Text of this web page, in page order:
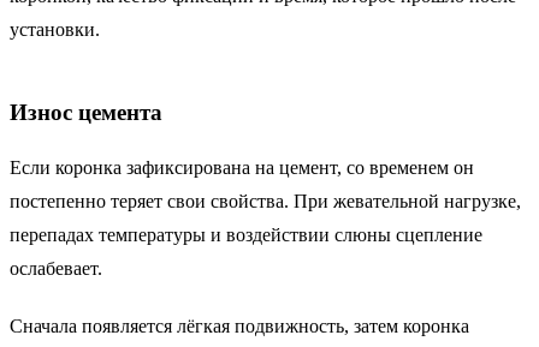
установки.
Износ цемента
Если коронка зафиксирована на цемент, со временем он
постепенно теряет свои свойства. При жевательной нагрузке,
перепадах температуры и воздействии слюны сцепление
ослабевает.
Сначала появляется лёгкая подвижность, затем коронка